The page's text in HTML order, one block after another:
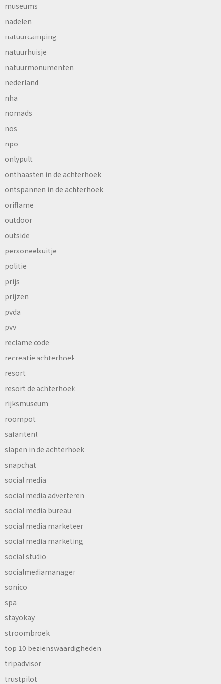
museums
nadelen
natuurcamping
natuurhuisje
natuurmonumenten
nederland
nha
nomads
nos
npo
onlypult
onthaasten in de achterhoek
ontspannen in de achterhoek
oriflame
outdoor
outside
personeelsuitje
politie
prijs
prijzen
pvda
pvv
reclame code
recreatie achterhoek
resort
resort de achterhoek
rijksmuseum
roompot
safaritent
slapen in de achterhoek
snapchat
social media
social media adverteren
social media bureau
social media marketeer
social media marketing
social studio
socialmediamanager
sonico
spa
stayokay
stroombroek
top 10 bezienswaardigheden
tripadvisor
trustpilot